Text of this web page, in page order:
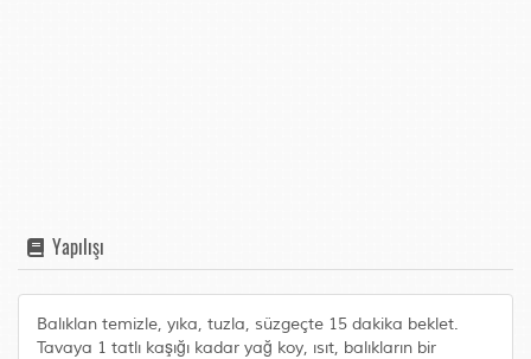
Yapılışı
Balıklan temizle, yıka, tuzla, süzgeçte 15 dakika beklet.
Tavaya 1 tatlı kaşığı kadar yağ koy, ısıt, balıkların bir